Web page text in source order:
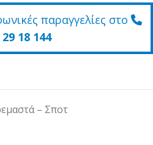
παραγγελίες στο
18 144
– Σποτ